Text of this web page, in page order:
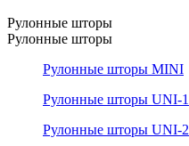
Рулонные шторы
Рулонные шторы
Рулонные шторы MINI
Рулонные шторы UNI-1
Рулонные шторы UNI-2